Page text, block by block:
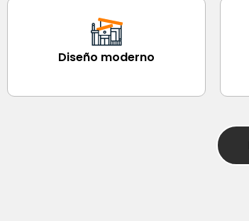
Diseño moderno